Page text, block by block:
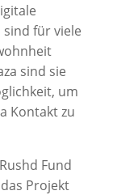
für viele
sind sie
um
Kontakt zu
Fund
Projekt